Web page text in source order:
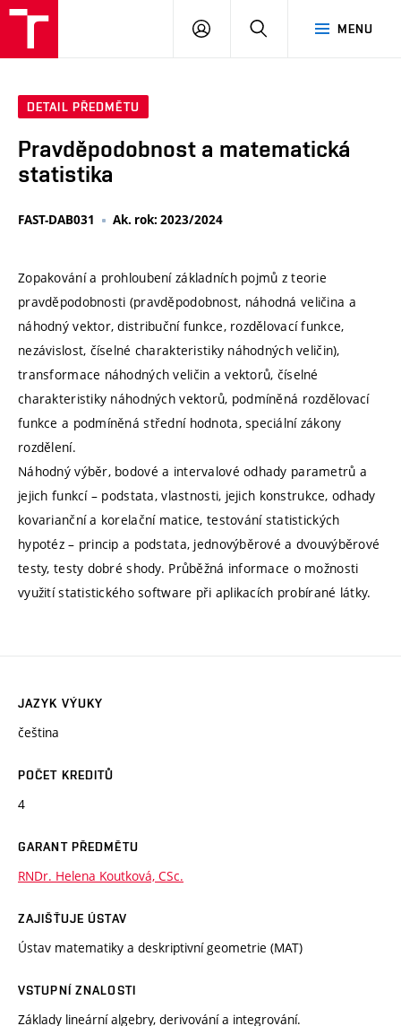
MENU
PŘIHLÁSIT
DETAIL PŘEDMĚTU
Pravděpodobnost a matematická
statistika
FAST-DAB031 Ak. rok: 2023/2024
Zopakování a prohloubení základních pojmů z teorie
pravděpodobnosti (pravděpodobnost, náhodná veličina a
náhodný vektor, distribuční funkce, rozdělovací funkce,
nezávislost, číselné charakteristiky náhodných veličin),
transformace náhodných veličin a vektorů, číselné
charakteristiky náhodných vektorů, podmíněná rozdělovací
funkce a podmíněná střední hodnota, speciální zákony
rozdělení.
Náhodný výběr, bodové a intervalové odhady parametrů a
jejich funkcí – podstata, vlastnosti, jejich konstrukce, odhady
kovarianční a korelační matice, testování statistických
hypotéz – princip a podstata, jednovýběrové a dvouvýběrové
testy, testy dobré shody. Průběžná informace o možnosti
využití statistického software při aplikacích probírané látky.
JAZYK VÝUKY
čeština
POČET KREDITŮ
4
GARANT PŘEDMĚTU
RNDr. Helena Koutková, CSc.
ZAJIŠŤUJE ÚSTAV
Ústav matematiky a deskriptivní geometrie (MAT)
VSTUPNÍ ZNALOSTI
Základy lineární algebry, derivování a integrování.